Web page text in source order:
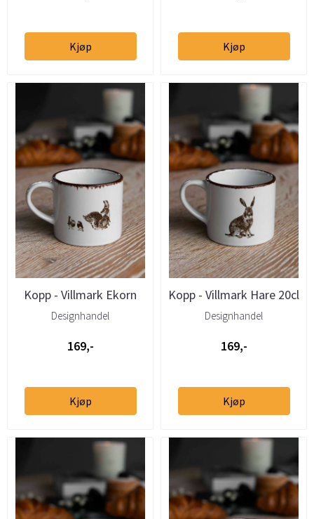
Kjøp Kjøp
Kopp - Villmark Ekorn
20cl
Designhandel
169,-
Kjøp
Kopp - Villmark Hare 20cl
Designhandel
169,-
Kjøp